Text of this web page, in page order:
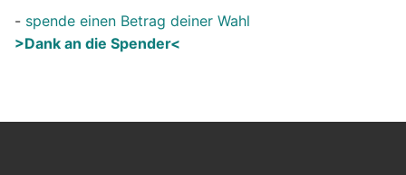
- spende einen Betrag deiner Wahl
>Dank an die Spender<